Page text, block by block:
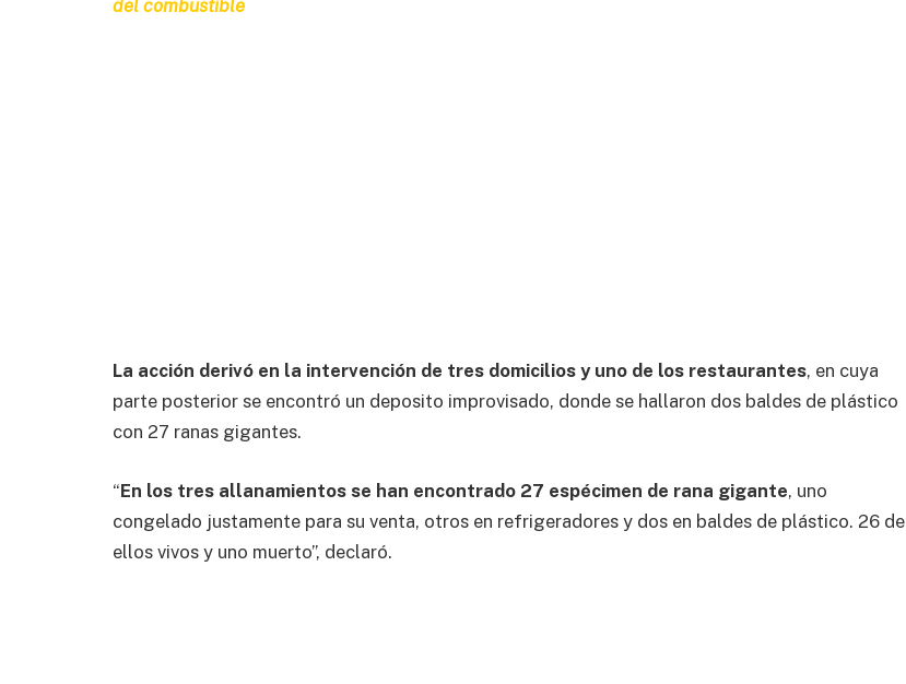
del combustible
La acción derivó en la intervención de tres domicilios y uno de los restaurantes, en cuya
parte posterior se encontró un deposito improvisado, donde se hallaron dos baldes de plástico
con 27 ranas gigantes.
“En los tres allanamientos se han encontrado 27 espécimen de rana gigante, uno
congelado justamente para su venta, otros en refrigeradores y dos en baldes de plástico. 26 de
ellos vivos y uno muerto”, declaró.